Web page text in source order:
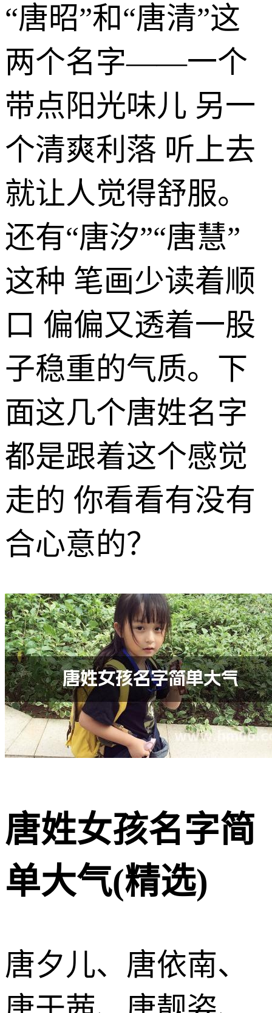
“唐昭”和“唐清”这
两个名字——一个
带点阳光味儿 另一
个清爽利落 听上去
就让人觉得舒服。
还有“唐汐”“唐慧”
这种 笔画少读着顺
口 偏偏又透着一股
子稳重的气质。下
面这几个唐姓名字
都是跟着这个感觉
走的 你看看有没有
合心意的？
唐姓女孩名字简
单大气(精选)
唐夕儿、唐依南、